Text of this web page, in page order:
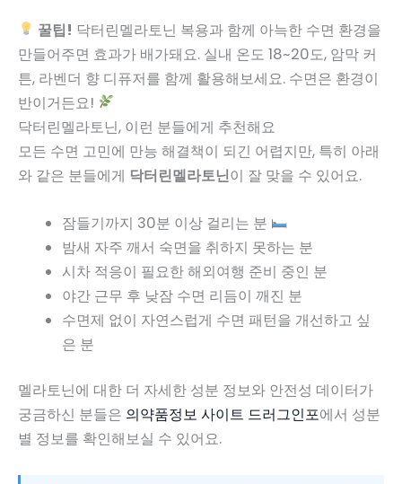
꿀팁! 닥터린멜라토닌 복용과 함께 아늑한 수면 환경을
만들어주면 효과가 배가돼요. 실내 온도 18~20도, 암막 커
튼, 라벤더 향 디퓨저를 함께 활용해보세요. 수면은 환경이
반이거든요!
닥터린멜라토닌, 이런 분들에게 추천해요
모든 수면 고민에 만능 해결책이 되긴 어렵지만, 특히 아래
와 같은 분들에게 닥터린멜라토닌이 잘 맞을 수 있어요.
잠들기까지 30분 이상 걸리는 분
밤새 자주 깨서 숙면을 취하지 못하는 분
시차 적응이 필요한 해외여행 준비 중인 분
야간 근무 후 낮잠 수면 리듬이 깨진 분
수면제 없이 자연스럽게 수면 패턴을 개선하고 싶
은 분
멜라토닌에 대한 더 자세한 성분 정보와 안전성 데이터가
궁금하신 분들은 의약품정보 사이트 드러그인포에서 성분
별 정보를 확인해보실 수 있어요.